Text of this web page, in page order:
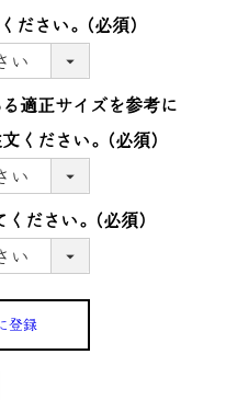
ださい。 (必須)
適正サイズを参考に
ください。
(必須)
ださい。 (必須)
登録